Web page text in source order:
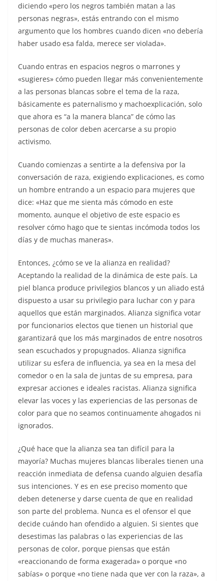
diciendo «pero los negros también matan a las
personas negras», estás entrando con el mismo
argumento que los hombres cuando dicen «no debería
haber usado esa falda, merece ser violada».
Cuando entras en espacios negros o marrones y
«sugieres» cómo pueden llegar más convenientemente
a las personas blancas sobre el tema de la raza,
básicamente es paternalismo y machoexplicación, solo
que ahora es “a la manera blanca” de cómo las
personas de color deben acercarse a su propio
activismo.
Cuando comienzas a sentirte a la defensiva por la
conversación de raza, exigiendo explicaciones, es como
un hombre entrando a un espacio para mujeres que
dice: «Haz que me sienta más cómodo en este
momento, aunque el objetivo de este espacio es
resolver cómo hago que te sientas incómoda todos los
días y de muchas maneras».
Entonces, ¿cómo se ve la alianza en realidad?
Aceptando la realidad de la dinámica de este país. La
piel blanca produce privilegios blancos y un aliado está
dispuesto a usar su privilegio para luchar con y para
aquellos que están marginados. Alianza significa votar
por funcionarios electos que tienen un historial que
garantizará que los más marginados de entre nosotros
sean escuchados y propugnados. Alianza significa
utilizar su esfera de influencia, ya sea en la mesa del
comedor o en la sala de juntas de su empresa, para
expresar acciones e ideales racistas. Alianza significa
elevar las voces y las experiencias de las personas de
color para que no seamos continuamente ahogados ni
ignorados.
¿Qué hace que la alianza sea tan difícil para la
mayoría? Muchas mujeres blancas liberales tienen una
reacción inmediata de defensa cuando alguien desafía
sus intenciones. Y es en ese preciso momento que
deben detenerse y darse cuenta de que en realidad
son parte del problema. Nunca es el ofensor el que
decide cuándo han ofendido a alguien. Si sientes que
desestimas las palabras o las experiencias de las
personas de color, porque piensas que están
«reaccionando de forma exagerada» o porque «no
sabías» o porque «no tiene nada que ver con la raza», a